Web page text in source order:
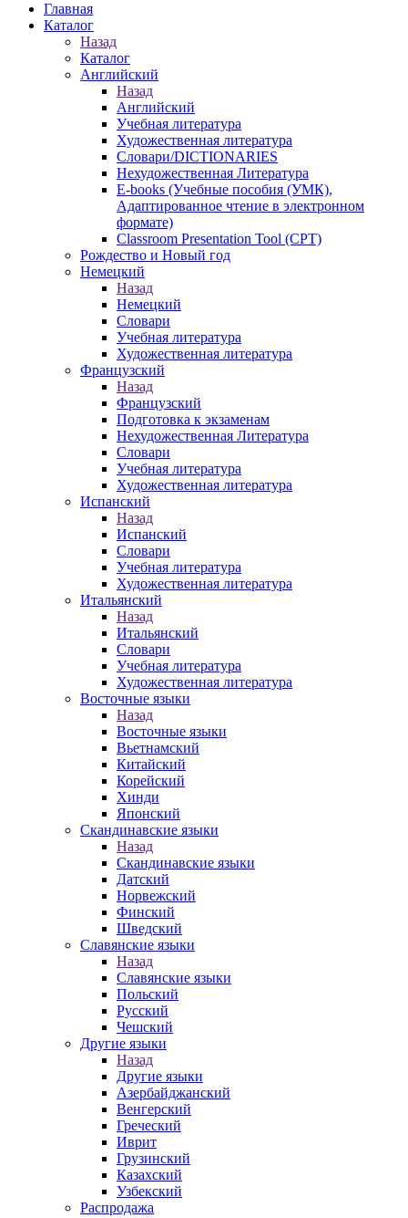
Главная
Каталог
Назад
Каталог
Английский
Назад
Английский
Учебная литература
Художественная литература
Словари/DICTIONARIES
Нехудожественная Литература
E-books (Учебные пособия (УМК),
Адаптированное чтение в электронном
формате)
Classroom Presentation Tool (CPT)
Рождество и Новый год
Немецкий
Назад
Немецкий
Словари
Учебная литература
Художественная литература
Французский
Назад
Французский
Подготовка к экзаменам
Нехудожественная Литература
Словари
Учебная литература
Художественная литература
Испанский
Назад
Испанский
Словари
Учебная литература
Художественная литература
Итальянский
Назад
Итальянский
Словари
Учебная литература
Художественная литература
Восточные языки
Назад
Восточные языки
Вьетнамский
Китайский
Корейский
Хинди
Японский
Скандинавские языки
Назад
Скандинавские языки
Датский
Норвежский
Финский
Шведский
Славянские языки
Назад
Славянские языки
Польский
Русский
Чешский
Другие языки
Назад
Другие языки
Азербайджанский
Венгерский
Греческий
Иврит
Грузинский
Казахский
Узбекский
Распродажа